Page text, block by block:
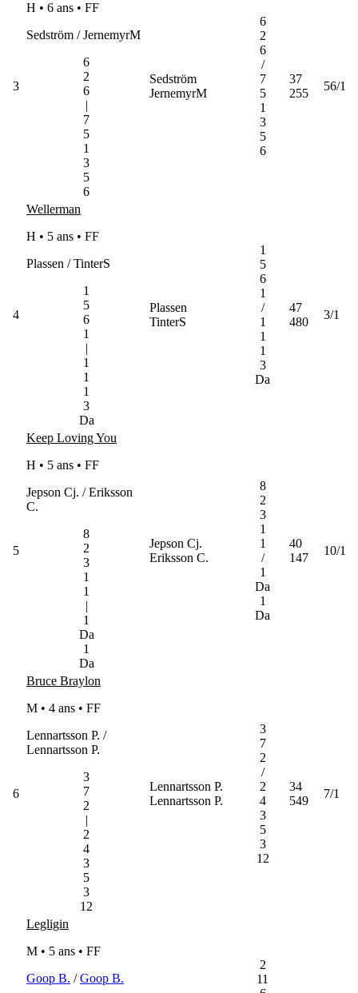
3
H • 6 ans • FF
Sedström / JernemyrM
6
2
6
|
7
5
1
3
5
6
Sedström
JernemyrM
6
2
6
/
7
5
1
3
5
6
37
255
56/1
4
Wellerman
H • 5 ans • FF
Plassen / TinterS
1
5
6
1
|
1
1
1
3
Da
Plassen
TinterS
1
5
6
1
/
1
1
1
3
Da
47
480
3/1
5
Keep Loving You
H • 5 ans • FF
Jepson Cj. / Eriksson
C.
8
2
3
1
1
|
1
Da
1
Da
Jepson Cj.
Eriksson C.
8
2
3
1
1
/
1
Da
1
Da
40
147
10/1
6
Bruce Braylon
M • 4 ans • FF
Lennartsson P. /
Lennartsson P.
3
7
2
|
2
4
3
5
3
12
Lennartsson P.
Lennartsson P.
3
7
2
/
2
4
3
5
3
12
34
549
7/1
Legligin
M • 5 ans • FF
Goop B. /Goop B.
2
11